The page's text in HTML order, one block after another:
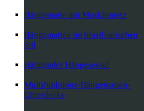
Hängematte mit Moskitonetz
Hängematten im brasilianischen
Stil
Hängender Hängesessel
Multifunktions-Hängematten-
Unterdecke